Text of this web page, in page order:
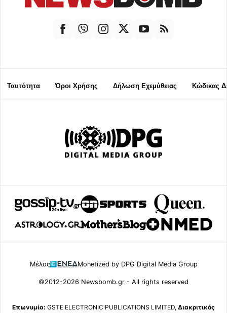
Ταυτότητα Όροι Χρήσης Δήλωση Εχεμύθειας Κώδικας
Μέλος Monetized by DPG Digital Media Group
©2012-2026 Newsbomb.gr - All rights reserved
Επωνυμία: GSTE ELECTRONIC PUBLICATIONS LIMITED, Διακριτικός